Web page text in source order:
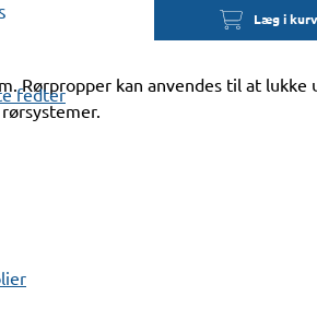
fedter
Læg i kurv
Rørpropper kan anvendes til at lukke